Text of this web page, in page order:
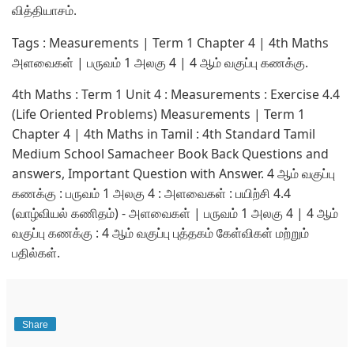
வித்தியாசம்.
Tags : Measurements | Term 1 Chapter 4 | 4th Maths
அளவைகள் | பருவம் 1 அலகு 4 | 4 ஆம் வகுப்பு கணக்கு.
4th Maths : Term 1 Unit 4 : Measurements : Exercise 4.4
(Life Oriented Problems) Measurements | Term 1
Chapter 4 | 4th Maths in Tamil : 4th Standard Tamil
Medium School Samacheer Book Back Questions and
answers, Important Question with Answer. 4 ஆம் வகுப்பு
கணக்கு : பருவம் 1 அலகு 4 : அளவைகள் : பயிற்சி 4.4
(வாழ்வியல் கணிதம்) - அளவைகள் | பருவம் 1 அலகு 4 | 4 ஆம்
வகுப்பு கணக்கு : 4 ஆம் வகுப்பு புத்தகம் கேள்விகள் மற்றும்
பதில்கள்.
Share